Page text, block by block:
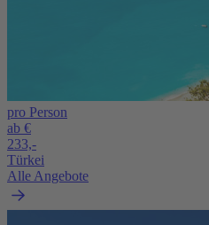
pro Person
ab €
233,-
Türkei
Alle Angebote